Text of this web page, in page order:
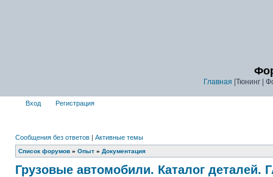
Главная |Тюнинг |
Вход Регистрация
Сообщения без ответов | Активные темы
Список форумов » Опыт » Документация
Грузовые автомобили. Каталог деталей.